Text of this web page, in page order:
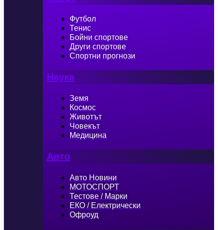
Футбол
Тенис
Бойни спортове
Други спортове
Спортни прогнози
Наука
Земя
Космос
Животът
Човекът
Медицина
Авто
Авто Новини
МОТОСПОРТ
Тестове / Марки
ЕКО / Електрически
Офроуд